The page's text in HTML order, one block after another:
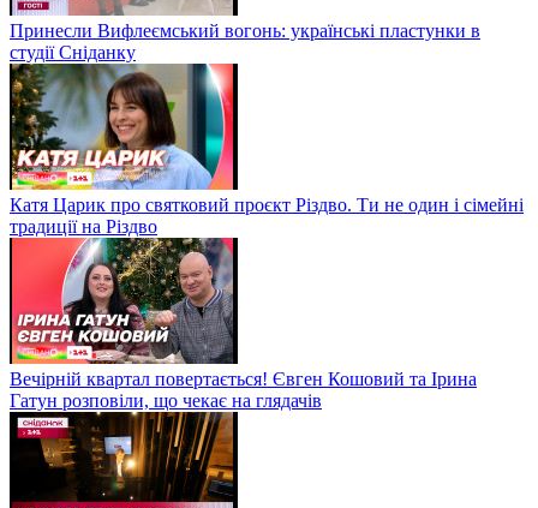
Принесли Вифлеємський вогонь: українські пластунки в
студії Сніданку
Катя Царик про святковий проєкт Різдво. Ти не один і сімейні
традиції на Різдво
Вечірній квартал повертається! Євген Кошовий та Ірина
Гатун розповіли, що чекає на глядачів